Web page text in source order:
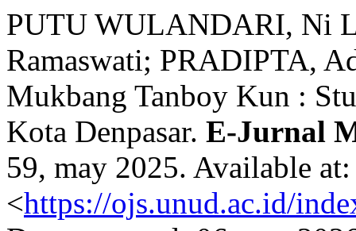
PUTU WULANDARI, Ni
Ramaswati; PRADIPTA,
Mukbang Tanboy Kun :
Kota Denpasar. E-Jurnal
59, may 2025. Available at:
<https://ojs.unud.ac.id/